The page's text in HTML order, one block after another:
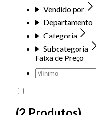
Vendido por
Departamento
Categoria
Subcategoria
Faixa de Preço